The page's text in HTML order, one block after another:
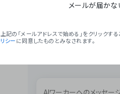
メールが届か
上記の「メールアドレスで始める」をクリックする
リシー に同意したものとみなされます。